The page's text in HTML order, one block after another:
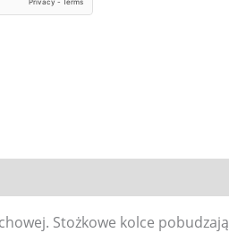
Stożkowe kolce pobudzają